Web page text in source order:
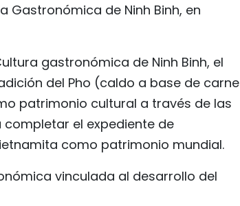
Gastronómica de Ninh Binh, en
gastronómica de Ninh Binh, el
del Pho (caldo a base de carne
patrimonio cultural a través de las
el expediente de
como patrimonio mundial.
vinculada al desarrollo del